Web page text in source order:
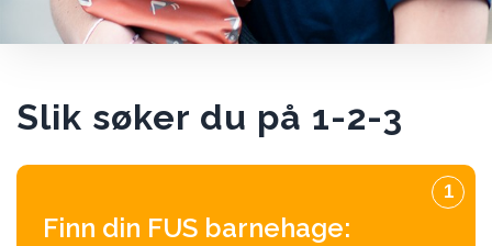
Slik søker du på 1-2-3
1
Finn din FUS barnehage: